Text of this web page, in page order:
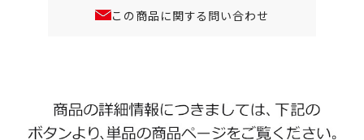
この商品に関する問い合わせ